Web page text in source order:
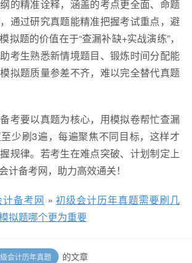
的精准诠释，涵盖的考点更全面、命题
通过研究真题能精准把握考试重点，避
拟题的价值在于“查漏补缺+实战演练”，
考生熟悉新情境题目、锻炼时间分配能
拟题质量参差不齐，难以完全替代真题
考要以真题为核心，用模拟卷帮忙查漏
少刷3遍，每遍聚焦不同目标，这样才
规律。若考生在难点突破、计划制定上
计备考网，助力高效通关！
计备考网 »初级会计历年真题需要刷几
拟题哪个更为重要
会计历年真题 的文章